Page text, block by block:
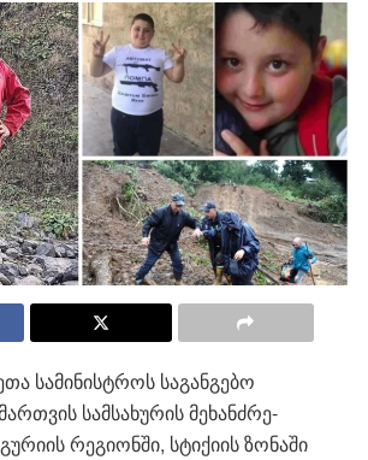
სამინისტროს საგანგებო
სამსახურის მეხანძრე-
რეგიონში, სტიქიის ზონაში